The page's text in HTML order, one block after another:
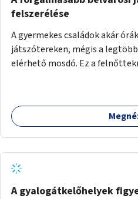
felszerélése
A gyermekes családok akár
játszótereken, mégis a
elérhető mosdó. Ez a
A gyalogátkelőhelyek